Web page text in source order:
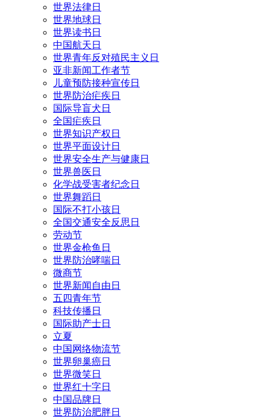
世界法律日
世界地球日
世界读书日
中国航天日
世界青年反对殖民主义日
亚非新闻工作者节
儿童预防接种宣传日
世界防治疟疾日
国际导盲犬日
全国疟疾日
世界知识产权日
世界平面设计日
世界安全生产与健康日
世界兽医日
化学战受害者纪念日
世界舞蹈日
国际不打小孩日
全国交通安全反思日
劳动节
世界金枪鱼日
世界防治哮喘日
微商节
世界新闻自由日
五四青年节
科技传播日
国际助产士日
立夏
中国网络物流节
世界卵巢癌日
世界微笑日
世界红十字日
中国品牌日
世界防治肥胖日